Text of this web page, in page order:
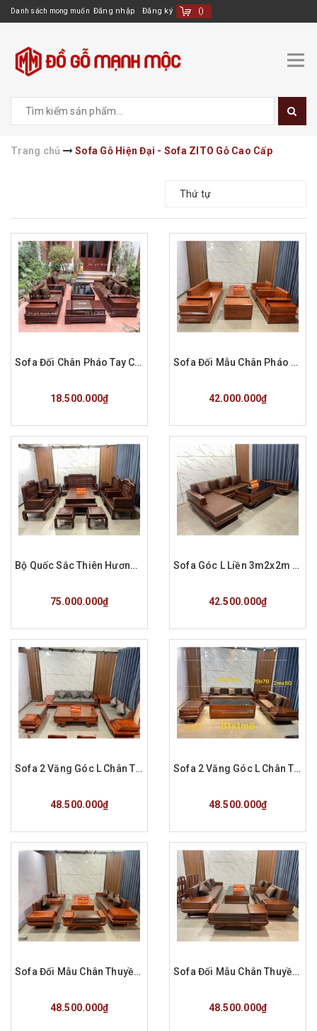
Danh sách mong muốn Đăng nhập Đăng ký ()
Trang chủ Sofa Gỗ Hiện Đại - Sofa ZITO Gỗ Cao Cấp
Thứ tự
Sofa Đối Chân Pháo Tay Cánh Gà Gỗ Sồi Nga Sơn PU Màu Óc Chó
18.500.000₫
Sofa Đối Mẫu Chân Pháo Gỗ Hương Đá Hàng Đặt a Tùng Phú Thọ
42.000.000₫
Bộ Quốc Sắc Thiên Hương Gỗ Hương Đá 10 Món Sơn Pu Màu Óc Chó
75.000.000₫
Sofa Góc L Liền 3m2x2m Gỗ Hương Đá Hàng Đặt a Nam
42.500.000₫
Sofa 2 Văng Góc L Chân Thuyền Gỗ Hương Đá Hàng Đặt A Hùng Long Biên
48.500.000₫
Mua hàng
Sofa 2 Văng Góc L Chân Thuyền Gỗ Hương Đá Hàng Đặt Chú Toàn HD
48.500.000₫
Mua hàng
Sofa Đối Mẫu Chân Thuyền Gỗ Hương Đá Đệm Da CAROLA Ý Hàng Đặt Phượng Lào Cai
48.500.000₫
Sofa Đối Mẫu Chân Thuyền Gỗ Hương Đá Đệm Da CAROLA Ý Hàng Đặt Chị Thảnh QN
48.500.000₫